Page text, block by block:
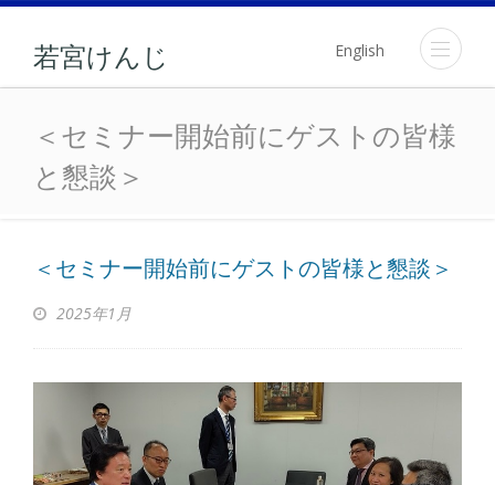
若宮けんじ English
＜セミナー開始前にゲス
＜セミナー開始前にゲストの皆様
と懇談＞
＜セミナー開始前にゲストの皆様と懇談＞
2025年1月